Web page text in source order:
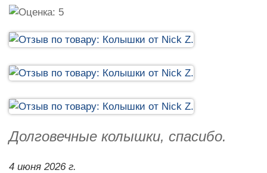
Долговечные колышки, спасибо.
4 июня 2026 г.